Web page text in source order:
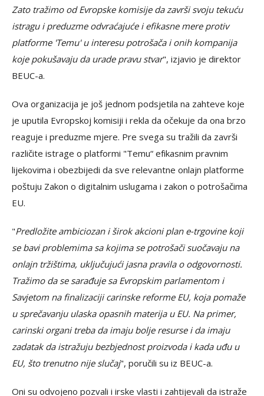
Zato tražimo od Evropske komisije da završi svoju tekuću
istragu i preduzme odvraćajuće i efikasne mere protiv
platforme 'Temu' u interesu potrošača i onih kompanija
koje pokušavaju da urade pravu stvar", izjavio je direktor
BEUC-a.
Ova organizacija je još jednom podsjetila na zahteve koje
je uputila Evropskoj komisiji i rekla da očekuje da ona brzo
reaguje i preduzme mjere. Pre svega su tražili da završi
različite istrage o platformi "Temu“ efikasnim pravnim
lijekovima i obezbijedi da sve relevantne onlajn platforme
poštuju Zakon o digitalnim uslugama i zakon o potrošačima
EU.
"Predložite ambiciozan i širok akcioni plan e-trgovine koji
se bavi problemima sa kojima se potrošači suočavaju na
onlajn tržištima, uključujući jasna pravila o odgovornosti.
Tražimo da se sarađuje sa Evropskim parlamentom i
Savjetom na finalizaciji carinske reforme EU, koja pomaže
u sprečavanju ulaska opasnih materija u EU. Na primer,
carinski organi treba da imaju bolje resurse i da imaju
zadatak da istražuju bezbjednost proizvoda i kada uđu u
EU, što trenutno nije slučaj", poručili su iz BEUC-a.
Oni su odvojeno pozvali i irske vlasti i zahtijevali da istraže